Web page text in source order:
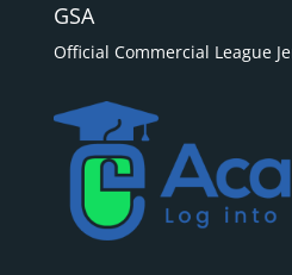
GSA
Official Commercial League